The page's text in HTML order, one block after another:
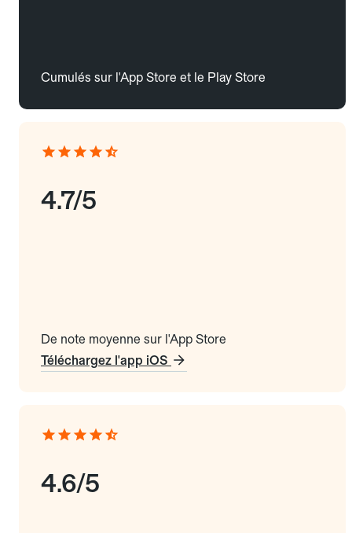
Cumulés sur l'App Store et le Play Store
4.7/5
De note moyenne sur l'App Store
Téléchargez l'app iOS
4.6/5